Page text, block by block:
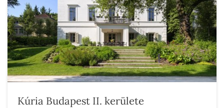
Kúria Budapest II. kerülete